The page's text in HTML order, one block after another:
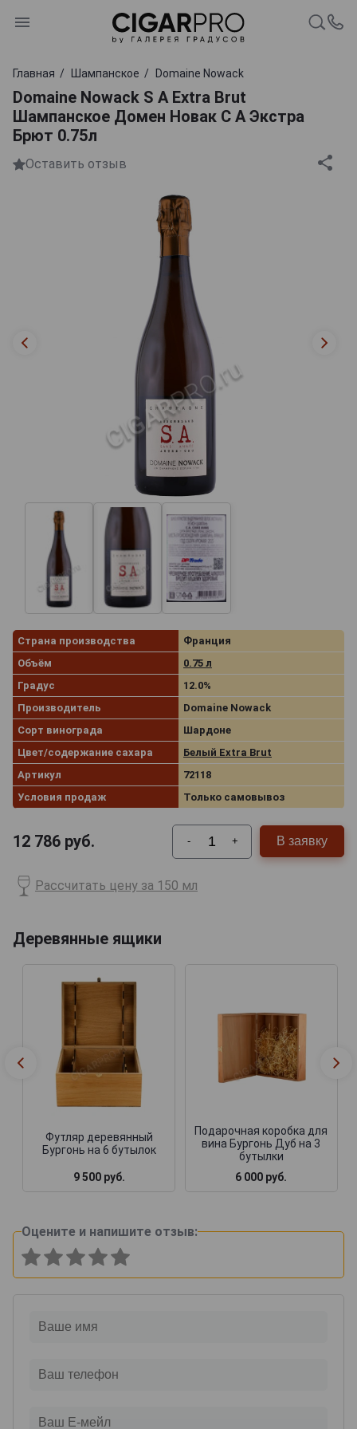
Главная Шампанское Domaine Nowack
Domaine Nowack S A Extra Brut
Шампанское Домен Новак С А Экстра
Брют 0.75л
Оставить отзыв
Страна производства
Франция
Объём
0.75 л
Градус
12.0%
Производитель
Domaine Nowack
Сорт винограда
Шардоне
Цвет/содержание сахара
Белый Extra Brut
Артикул
72118
Условия продаж
Только самовывоз
12 786 руб. - + В заявку
Рассчитать цену за 150 мл
Деревянные ящики
Футляр деревянный
Бургонь на 6 бутылок
9 500 руб.
Подарочная коробка для
вина Бургонь Дуб на 3
бутылки
6 000 руб.
Оцените и напишите отзыв: